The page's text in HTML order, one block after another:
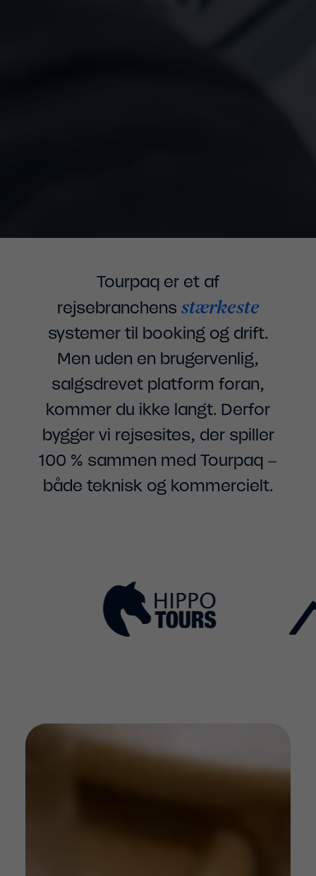
Tourpaq er et af
rejsebranchens stærkeste
systemer til booking og drift.
Men uden en brugervenlig,
salgsdrevet platform foran,
kommer du ikke langt. Derfor
bygger vi rejsesites, der spiller
100 % sammen med Tourpaq –
både teknisk og kommercielt.